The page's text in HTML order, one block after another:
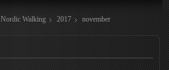
Nordic Walking 2017 november